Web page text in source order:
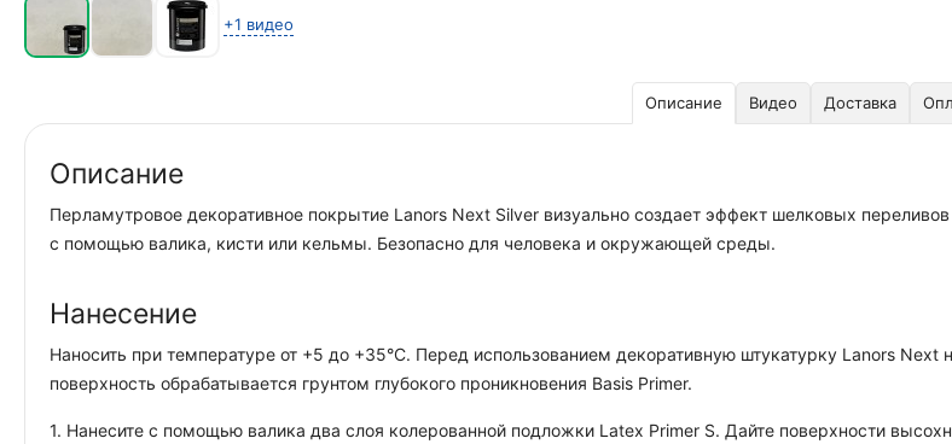
+1 видео
Описание Видео Доставка
Описание
Перламутровое декоративное покрытие Lanors Next Silver визуально создает эффект шелковых
с помощью валика, кисти или кельмы. Безопасно для человека и окружающей среды.
Нанесение
Наносить при температуре от +5 до +35°С. Перед использованием декоративную штукатурку Lanors
поверхность обрабатывается грунтом глубокого проникновения Basis Primer.
1. Нанесите с помощью валика два слоя колерованной подложки Latex Primer S. Дайте поверхности